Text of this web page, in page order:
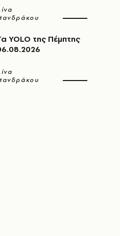
YOLO της Πέμπτης